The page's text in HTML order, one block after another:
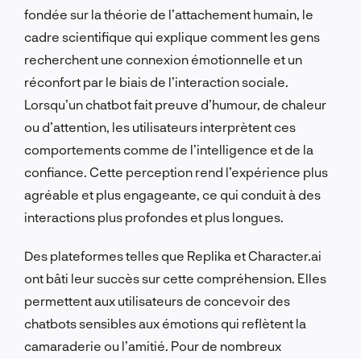
fondée sur la théorie de l’attachement humain, le
cadre scientifique qui explique comment les gens
recherchent une connexion émotionnelle et un
réconfort par le biais de l’interaction sociale.
Lorsqu’un chatbot fait preuve d’humour, de chaleur
ou d’attention, les utilisateurs interprètent ces
comportements comme de l’intelligence et de la
confiance. Cette perception rend l’expérience plus
agréable et plus engageante, ce qui conduit à des
interactions plus profondes et plus longues.
Des plateformes telles que Replika et Character.ai
ont bâti leur succès sur cette compréhension. Elles
permettent aux utilisateurs de concevoir des
chatbots sensibles aux émotions qui reflètent la
camaraderie ou l’amitié. Pour de nombreux